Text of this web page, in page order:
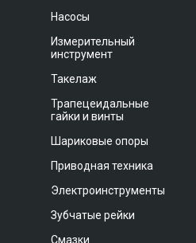
Насосы
Измерительный
инструмент
Такелаж
Трапецеидальные
гайки и винты
Шариковые опоры
Приводная техника
Электроинструменты
Зубчатые рейки
Смазки